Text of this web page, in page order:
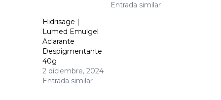
Entrada similar
Hidrisage |
Lumed Emulgel
Aclarante
Despigmentante
40g
2 diciembre, 2024
Entrada similar